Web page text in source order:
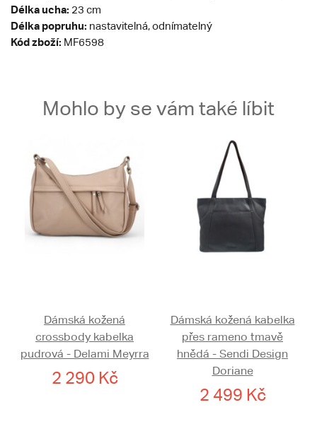
Délka ucha: 23 cm
Délka popruhu: nastavitelná, odnímatelný
Kód zboží: MF6598
Mohlo by se vám také líbit
Dámská kožená
crossbody kabelka
pudrová - Delami Meyrra
2 290 Kč
Dámská kožená kabelka
přes rameno tmavě
hnědá - Sendi Design
Doriane
2 499 Kč